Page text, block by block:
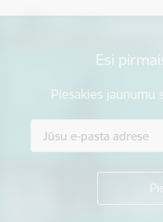
Esi
Piesakies jaunumu